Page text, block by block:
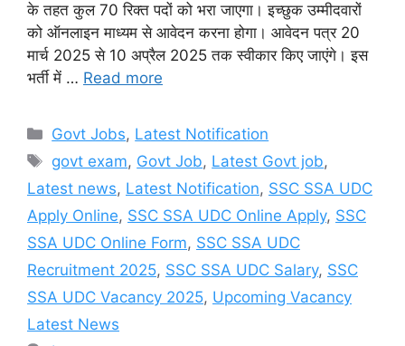
के तहत कुल 70 रिक्त पदों को भरा जाएगा। इच्छुक उम्मीदवारों
को ऑनलाइन माध्यम से आवेदन करना होगा। आवेदन पत्र 20
मार्च 2025 से 10 अप्रैल 2025 तक स्वीकार किए जाएंगे। इस
भर्ती में … Read more
Categories
Govt Jobs, Latest Notification
Tags
govt exam, Govt Job, Latest Govt job,
Latest news, Latest Notification, SSC SSA UDC
Apply Online, SSC SSA UDC Online Apply, SSC
SSA UDC Online Form, SSC SSA UDC
Recruitment 2025, SSC SSA UDC Salary, SSC
SSA UDC Vacancy 2025, Upcoming Vacancy
Latest News